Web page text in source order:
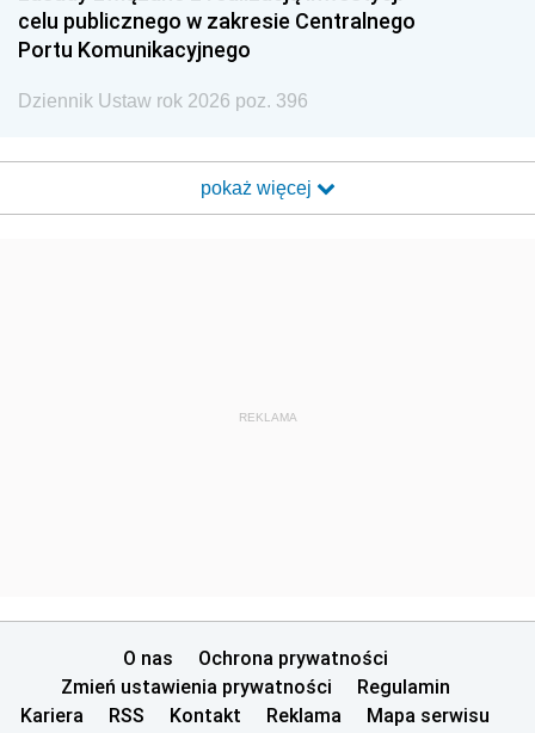
celu publicznego w zakresie Centralnego
Portu Komunikacyjnego
Dziennik Ustaw rok 2026 poz. 396
pokaż więcej
REKLAMA
O nas
Ochrona prywatności
Zmień ustawienia prywatności
Regulamin
Kariera
RSS Kontakt Reklama Mapa serwisu